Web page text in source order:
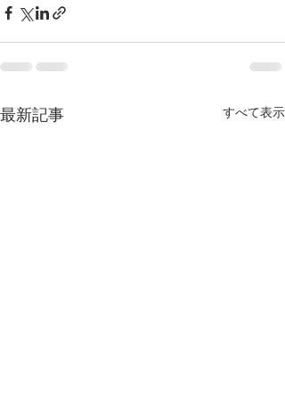
最新記事 すべて表示